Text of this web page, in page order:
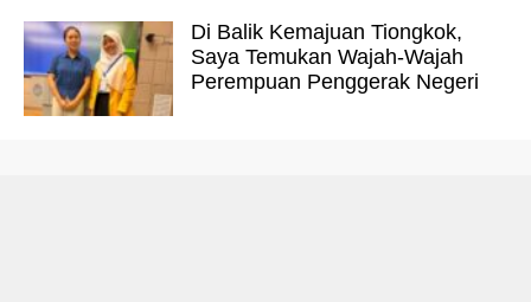
Di Balik Kemajuan Tiongkok,
Saya Temukan Wajah-Wajah
Perempuan Penggerak Negeri